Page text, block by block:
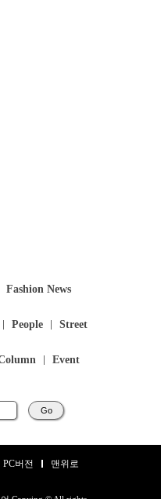
Fashion News
People Street
Event
Go
PC버전 맨위로